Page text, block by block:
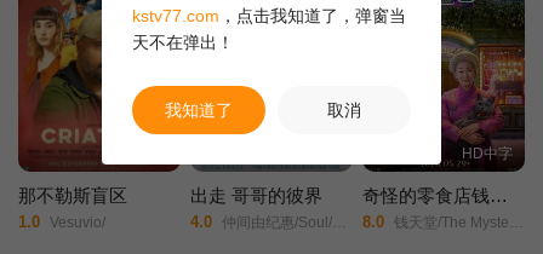
那不勒斯盲区
1.0 Vesuvio/
出走 哥哥的彼界
4.0 仲间由纪惠/Soul/又吉伶音/伊波れいり/松田流花/津波竜斗/内田树/盧礼欧/玉城敦子/城间やよい/津嘉山正种/寺辻健一郎/
HD中字
奇怪的零食店钱天堂
8.0 钱天堂/The Mysterious Candy Store/Strange Snack Shop Jeoncheondang/
kstv77.com ，点击我知道了，弹窗当
天不在弹出！
我知道了 取消